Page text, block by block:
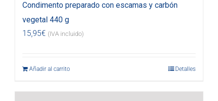
Condimento preparado con escamas y carbón
vegetal 440 g
15,95€ (IVA incluido)
Añadir al carrito Detalles